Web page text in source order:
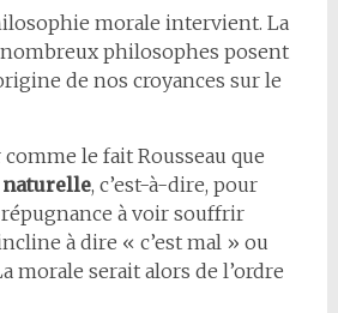
morale intervient. La
philosophes posent
de nos croyances sur le
le fait Rousseau que
, c’est-à-dire, pour
à voir souffrir
à dire « c’est mal » ou
morale serait alors de l’ordre